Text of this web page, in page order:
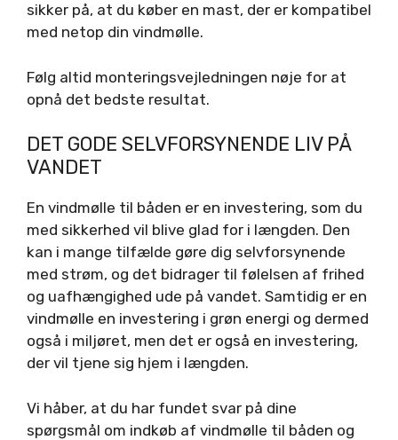
sikker på, at du køber en mast, der er kompatibel
med netop din vindmølle.
Følg altid monteringsvejledningen nøje for at
opnå det bedste resultat.
DET GODE SELVFORSYNENDE LIV PÅ
VANDET
En vindmølle til båden er en investering, som du
med sikkerhed vil blive glad for i længden. Den
kan i mange tilfælde gøre dig selvforsynende
med strøm, og det bidrager til følelsen af frihed
og uafhængighed ude på vandet. Samtidig er en
vindmølle en investering i grøn energi og dermed
også i miljøret, men det er også en investering,
der vil tjene sig hjem i længden.
Vi håber, at du har fundet svar på dine
spørgsmål om indkøb af vindmølle til båden og